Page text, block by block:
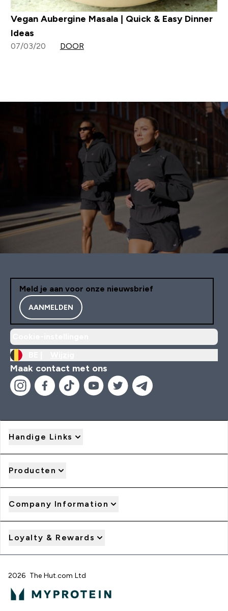
Vegan Aubergine Masala | Quick & Easy Dinner
Ideas
07/03/20 DOOR
Meld je aan voor onze nieuwsbrief
AANMELDEN
Maak contact met ons
Handige Links
Producten
Company Information
Loyalty & Rewards
2026 The Hut.com Ltd